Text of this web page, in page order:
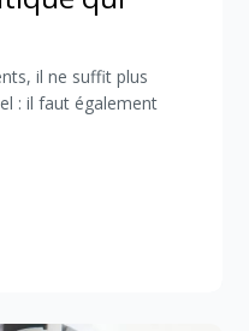
il ne suffit plus
: il faut également